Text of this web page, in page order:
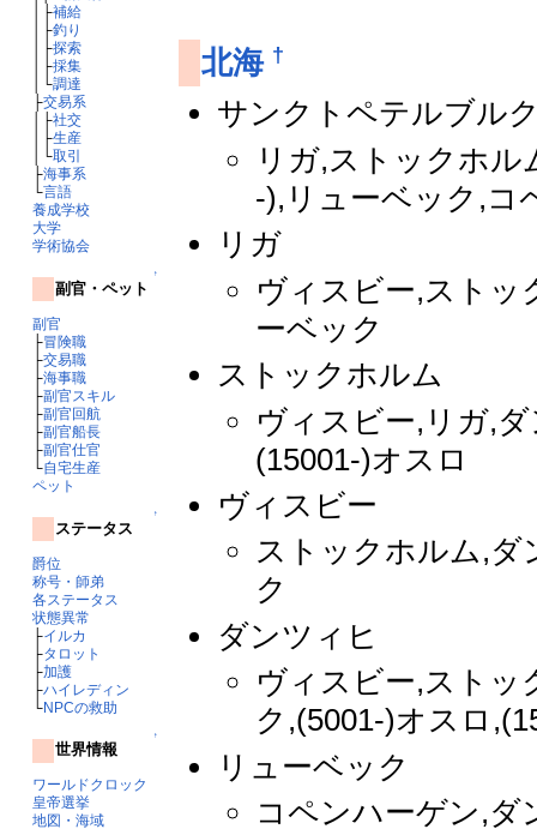
│├補給
│├釣り
│├探索
│├採集
│└調達
├交易系
│├社交
│├生産
│└取引
├海事系
└言語
養成学校
大学
学術協会
↑
副官・ペット
副官
├冒険職
├交易職
├海事職
├副官スキル
├副官回航
├副官船長
├副官仕官
└自宅生産
ペット
↑
ステータス
爵位
称号・師弟
各ステータス
状態異常
├イルカ
├タロット
├加護
├ハイレディン
└NPCの救助
↑
世界情報
ワールドクロック
皇帝選挙
地図・海域
北海 †
サンクトペテルブル
リガ,ストックホ
-),リューベック,コ
リガ
ヴィスビー,ストッ
ーベック
ストックホルム
ヴィスビー,リガ,
(15001-)オスロ
ヴィスビー
ストックホルム,ダ
ク
ダンツィヒ
ヴィスビー,ストッ
ク,(5001-)オスロ
リューベック
コペンハーゲン,